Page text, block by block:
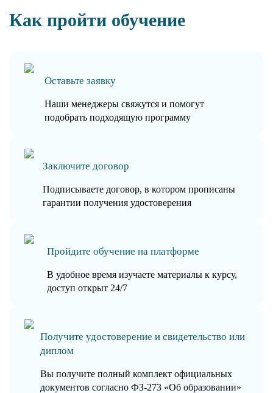
Как пройти обучение
Оставьте заявку
Наши менеджеры свяжутся и помогут
подобрать подходящую программу
Заключите договор
Подписываете договор, в котором прописаны
гарантии получения удостоверения
Пройдите обучение на платформе
В удобное время изучаете материалы к курсу,
доступ открыт 24/7
Получите удостоверение и свидетельство или
диплом
Вы получите полный комплект официальных
документов согласно ФЗ-273 «Об образовании»